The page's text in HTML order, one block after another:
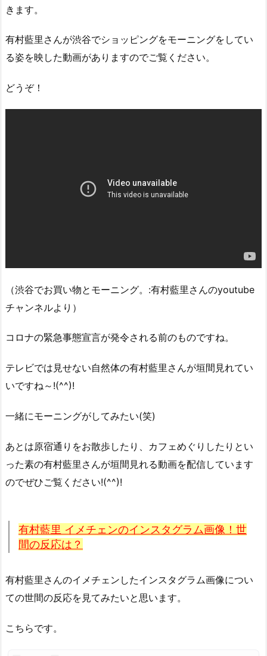
きます。
有村藍里さんが渋谷でショッピングをモーニングをしてい
る姿を映した動画がありますのでご覧ください。
どうぞ！
（渋谷でお買い物とモーニング。:有村藍里さんのyoutube
チャンネルより）
コロナの緊急事態宣言が発令される前のものですね。
テレビでは見せない自然体の有村藍里さんが垣間見れてい
いですね～!(^^)!
一緒にモーニングがしてみたい(笑)
あとは原宿通りをお散歩したり、カフェめぐりしたりとい
った素の有村藍里さんが垣間見れる動画を配信しています
のでぜひご覧ください!(^^)!
有村藍里 イメチェンのインスタグラム画像！世
間の反応は？
有村藍里さんのイメチェンしたインスタグラム画像につい
ての世間の反応を見てみたいと思います。
こちらです。